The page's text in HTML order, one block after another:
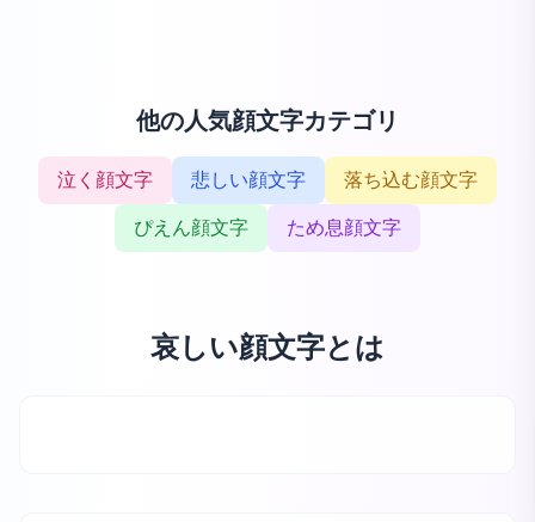
他の人気顔文字カテゴリ
泣く顔文字 悲しい顔文字 落ち込む顔文字
ぴえん顔文字 ため息顔文字
哀しい顔文字とは